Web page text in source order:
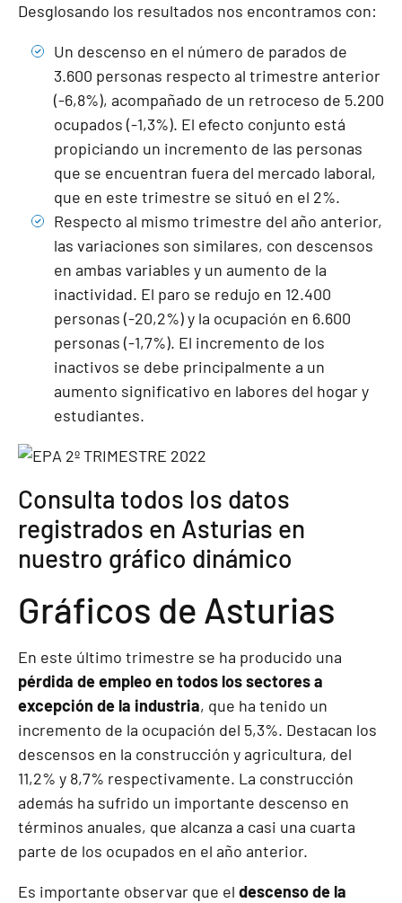
Desglosando los resultados nos encontramos con:
Un descenso en el número de parados de
3.600 personas respecto al trimestre anterior
(-6,8%), acompañado de un retroceso de 5.200
ocupados (-1,3%). El efecto conjunto está
propiciando un incremento de las personas
que se encuentran fuera del mercado laboral,
que en este trimestre se situó en el 2%.
Respecto al mismo trimestre del año anterior,
las variaciones son similares, con descensos
en ambas variables y un aumento de la
inactividad. El paro se redujo en 12.400
personas (-20,2%) y la ocupación en 6.600
personas (-1,7%). El incremento de los
inactivos se debe principalmente a un
aumento significativo en labores del hogar y
estudiantes.
Consulta todos los datos
registrados en Asturias en
nuestro gráfico dinámico
Gráficos de Asturias
En este último trimestre se ha producido una
pérdida de empleo en todos los sectores a
excepción de la industria, que ha tenido un
incremento de la ocupación del 5,3%. Destacan los
descensos en la construcción y agricultura, del
11,2% y 8,7% respectivamente. La construcción
además ha sufrido un importante descenso en
términos anuales, que alcanza a casi una cuarta
parte de los ocupados en el año anterior.
Es importante observar que el descenso de la